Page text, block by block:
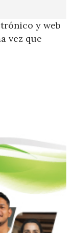
y web
vez que